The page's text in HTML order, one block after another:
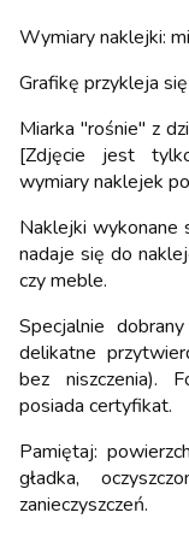
Wymiary naklejki:
Grafikę przykleja
Miarka "rośnie" z
[Zdjęcie jest
wymiary naklejek
Naklejki wykonane
nadaje się do
czy meble.
Specjalnie
delikatne
bez niszczenia).
posiada certyfikat.
Pamiętaj:
gładka,
zanieczyszczeń.